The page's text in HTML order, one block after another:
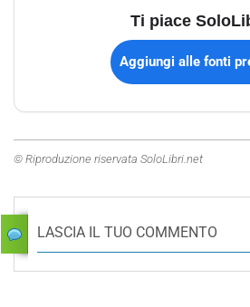
Ti piace
Aggiungi alle fonti
© Riproduzione riservata SoloLibri.net
LASCIA IL TUO COMMENTO